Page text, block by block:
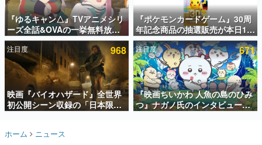
アプリセール情報
インタビュー
連載・特集一覧
殿堂入り記事
SNS拡散数が数千以上！ ページビュー数万以上！ などな
ど。多くの人々に読まれた、電ファミ渾身の“殿堂入り”記
事をまとめました。
名作ゲームクリエイターの方々に製作時のエピソードをお
『ゆるキャン△』TVアニメシリ
ーズ全話&OVAの一挙無料放送
がABEMAで開催決定。8月11日
「山の日」の午前0時から実施
『ポケモンカードゲーム』30周
年記念商品の抽選販売が本日12
時より開始。拡張パック「30th
CELEBRATION」のボックス
に、「プレミアムデッキセット
エーフィ・ブラッキー」
「FUTURISTIC BOX」の計3商
品
注目度 968
映画『バイオハザード』全世界
初公開シーン収録の「日本限
定」予告映像が解禁。バイオの
「ラクーンシティ総合病院」へ
注目度 671
『映画ちいかわ 人魚の島のひみ
つ』ナガノ氏のインタビューが
解禁。もしまた映画をやれるな
ホーム ニュース